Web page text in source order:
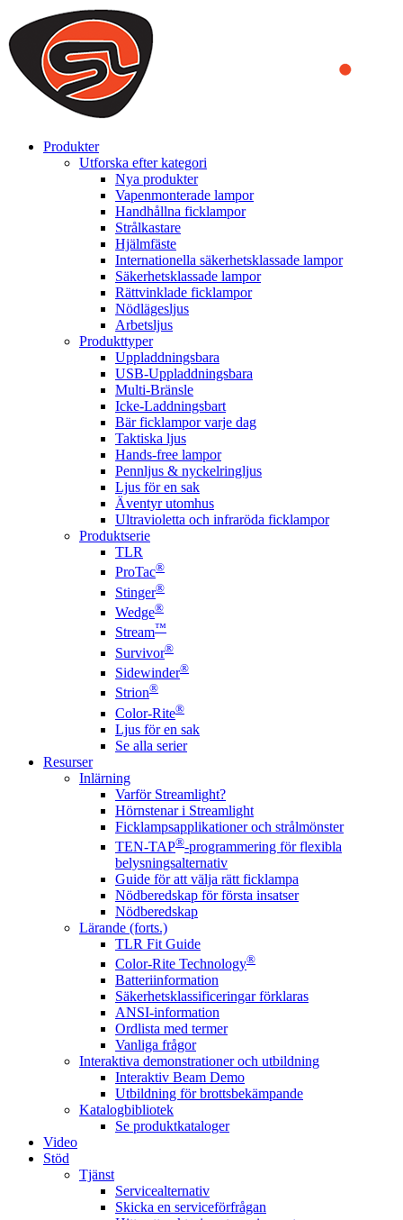
We use cookies to ensure that we provide you the best experience
on our website. By continuing to browse this website, you accept
that cookies are used to help us analyze how the website is used and
to offer you a better experience. To learn more or to find out how
you can disable cookies, you can access our
Produkter
Utforska efter kategori
Nya produkter
Vapenmonterade lampor
Handhållna ficklampor
Strålkastare
Hjälmfäste
Internationella säkerhetsklassade lampor
Säkerhetsklassade lampor
Rättvinklade ficklampor
Nödlägesljus
Arbetsljus
Produkttyper
Uppladdningsbara
USB-Uppladdningsbara
Multi-Bränsle
Icke-Laddningsbart
Bär ficklampor varje dag
Taktiska ljus
Hands-free lampor
Pennljus & nyckelringljus
Ljus för en sak
Äventyr utomhus
Ultravioletta och infraröda ficklampor
Produktserie
TLR
ProTac®
Stinger®
Wedge®
Stream™
Survivor®
Sidewinder®
Strion®
Color-Rite®
Ljus för en sak
Se alla serier
Resurser
Inlärning
Varför Streamlight?
Hörnstenar i Streamlight
Ficklampsapplikationer och strålmönster
TEN-TAP®-programmering för flexibla
belysningsalternativ
Guide för att välja rätt ficklampa
Nödberedskap för första insatser
Nödberedskap
Lärande (forts.)
TLR Fit Guide
Color-Rite Technology®
Batteriinformation
Säkerhetsklassificeringar förklaras
ANSI-information
Ordlista med termer
Vanliga frågor
Interaktiva demonstrationer och utbildning
Interaktiv Beam Demo
Utbildning för brottsbekämpande
Katalogbibliotek
Se produktkataloger
Video
Stöd
Tjänst
Servicealternativ
Skicka en serviceförfrågan